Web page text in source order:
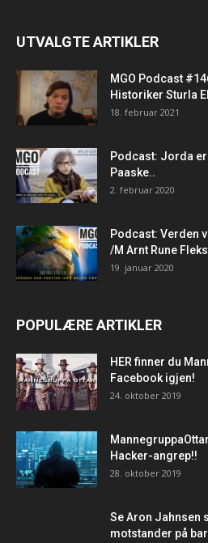
UTVALGTE ARTIKLER
MGO Podcast
Historiker Sturla
18. februar 2021
Podcast: Jorda er
Paaske..
2. februar 2020
Podcast: Verden
/M Arnt Rune
19. januar 2020
POPULÆRE ARTIKLER
HER finner du
Facebook igjen!
24. oktober 2019
Hacker-angrep!!
28. oktober 2019
Se Aron Jahnsen
motstander på